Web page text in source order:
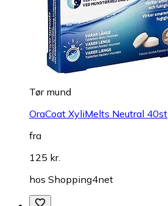
Tør mund
OraCoat XyliMelts Neutral 40st
fra
125 kr.
hos Shopping4net